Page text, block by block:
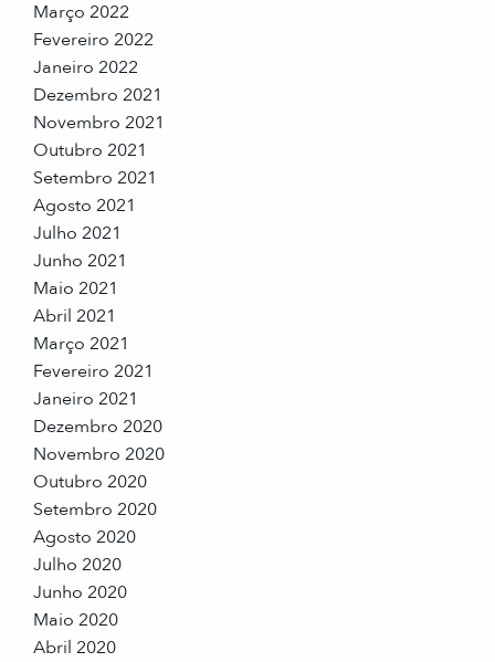
Março 2022
Fevereiro 2022
Janeiro 2022
Dezembro 2021
Novembro 2021
Outubro 2021
Setembro 2021
Agosto 2021
Julho 2021
Junho 2021
Maio 2021
Abril 2021
Março 2021
Fevereiro 2021
Janeiro 2021
Dezembro 2020
Novembro 2020
Outubro 2020
Setembro 2020
Agosto 2020
Julho 2020
Junho 2020
Maio 2020
Abril 2020